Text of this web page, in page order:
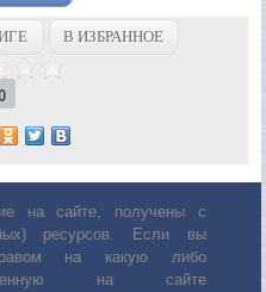
В ИЗБРАННОЕ
на сайте, получены с
ресурсов. Если вы
на какую либо
на сайте